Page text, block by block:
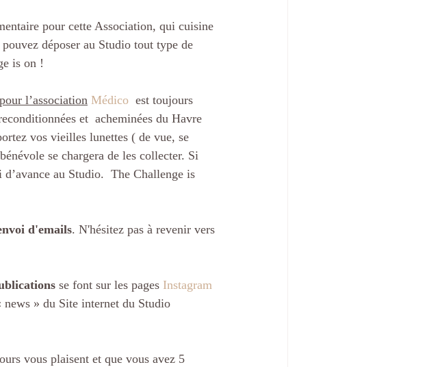
pour cette Association, qui cuisine
déposer au Studio tout type de
is on !
pour l’association Médico est toujours
et  acheminées du Havre
vos vieilles lunettes ( de vue, se
se chargera de les collecter. Si
au Studio.  The Challenge is
d'emails. N'hésitez pas à revenir vers
se font sur les pages Instagram
» du Site internet du Studio
vous plaisent et que vous avez 5